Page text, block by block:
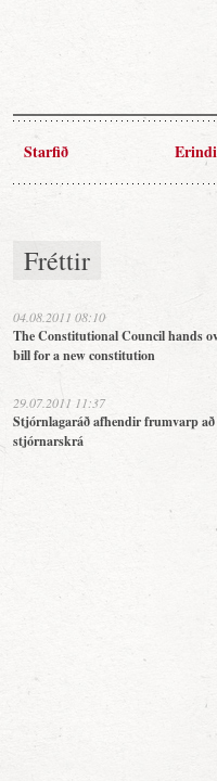
Starfið Erindi
Fréttir
04.08.2011 08:10
The Constitutional Council hands
bill for a new constitution
29.07.2011 11:37
Stjórnlagaráð afhendir frumvarp
stjórnarskrá